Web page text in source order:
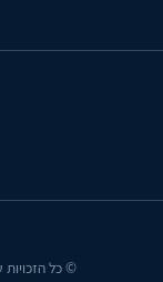
© כל הזכויות